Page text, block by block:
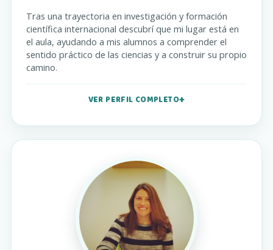
Tras una trayectoria en investigación y formación
científica internacional descubrí que mi lugar está en
el aula, ayudando a mis alumnos a comprender el
sentido práctico de las ciencias y a construir su propio
camino.
VER PERFIL COMPLETO